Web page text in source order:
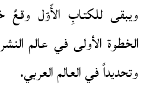
ويبقى للكتابِ الأّوّل
الخطوة الأولى في عالم
وتحديداً في العالم العربي.